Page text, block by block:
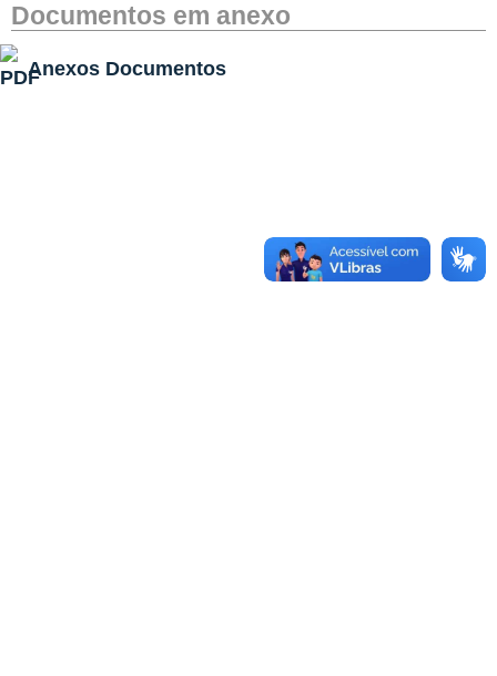
Documentos em anexo
Anexos Documentos